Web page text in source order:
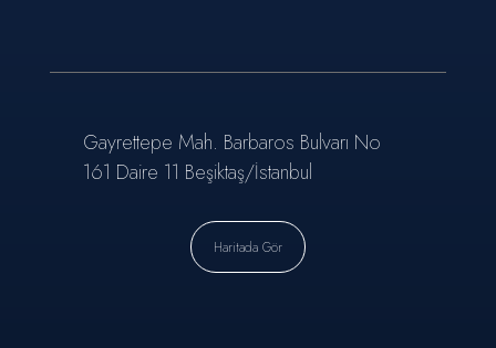
Gayrettepe Mah. Barbaros Bulvarı No
161 Daire 11 Beşiktaş/İstanbul
Haritada Gör